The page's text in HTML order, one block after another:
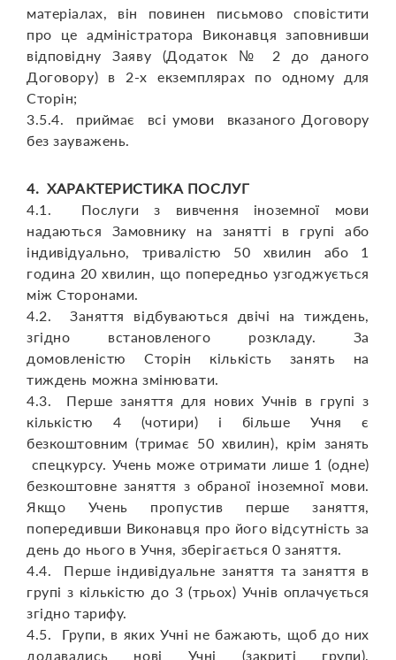
матеріалах, він повинен письмово сповістити
про це адміністратора Виконавця заповнивши
відповідну Заяву (Додаток № 2 до даного
Договору) в 2-х екземплярах по одному для
Сторін;
3.5.4. приймає всі умови вказаного Договору
без зауважень.
4. ХАРАКТЕРИСТИКА ПОСЛУГ
4.1. Послуги з вивчення іноземної мови
надаються Замовнику на занятті в групі або
індивідуально, тривалістю 50 хвилин або 1
година 20 хвилин, що попередньо узгоджується
між Сторонами.
4.2. Заняття відбуваються двічі на тиждень,
згідно встановленого розкладу. За
домовленістю Сторін кількість занять на
тиждень можна змінювати.
4.3. Перше заняття для нових Учнів в групі з
кількістю 4 (чотири) і більше Учня є
безкоштовним (тримає 50 хвилин), крім занять
спецкурсу. Учень може отримати лише 1 (одне)
безкоштовне заняття з обраної іноземної мови.
Якщо Учень пропустив перше заняття,
попередивши Виконавця про його відсутність за
день до нього в Учня, зберігається 0 заняття.
4.4. Перше індивідуальне заняття та заняття в
групі з кількістю до 3 (трьох) Учнів оплачується
згідно тарифу.
4.5. Групи, в яких Учні не бажають, щоб до них
додавались нові Учні (закриті групи),